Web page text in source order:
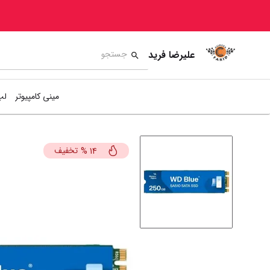
علیرضا فرید
مینی کامپیوتر
14
% تخفیف